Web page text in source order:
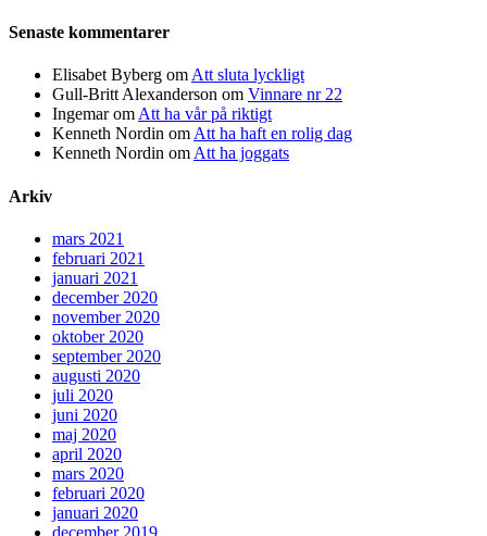
Senaste kommentarer
Elisabet Byberg om Att sluta lyckligt
Gull-Britt Alexanderson om Vinnare nr 22
Ingemarom Att ha vår på riktigt
Kenneth Nordin om Att ha haft en rolig dag
Kenneth Nordin om Att ha joggats
Arkiv
mars 2021
februari 2021
januari 2021
december 2020
november 2020
oktober 2020
september 2020
augusti 2020
juli 2020
juni 2020
maj 2020
april 2020
mars 2020
februari 2020
januari 2020
december 2019